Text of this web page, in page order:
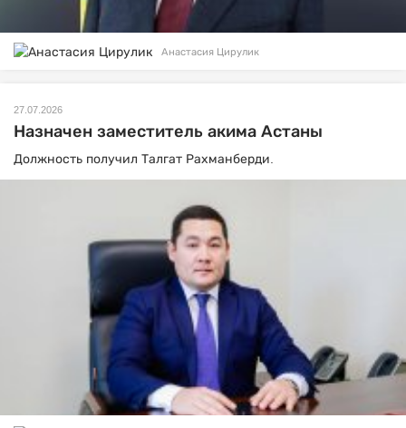
Анастасия Цирулик
27.07.2026
Назначен заместитель акима Астаны
Должность получил Талгат Рахманберди.